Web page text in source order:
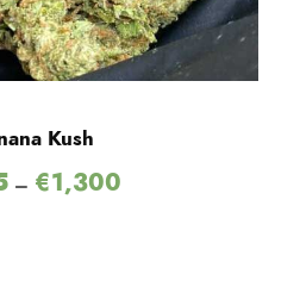
Kush
– €1,300